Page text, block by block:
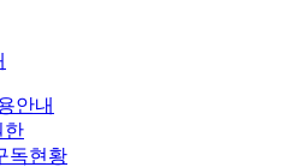
안내
한
독현황